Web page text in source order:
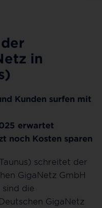
in
Kunden surfen mit
erwartet
noch Kosten sparen
schreitet der
GigaNetz GmbH
die
GigaNetz